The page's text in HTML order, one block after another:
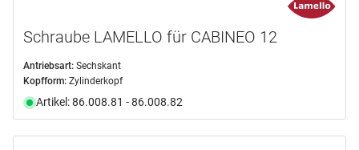
Schraube LAMELLO für CABINEO 12
Antriebsart: Sechskant
Kopfform: Zylinderkopf
Artikel: 86.008.81 - 86.008.82